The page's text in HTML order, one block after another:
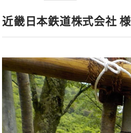
近畿日本鉄道株式会社